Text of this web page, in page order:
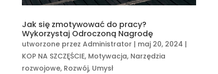
Jak się zmotywować do pracy?
Wykorzystaj Odroczoną Nagrodę
utworzone przez Administrator | maj 20, 2024 |
KOP NA SZCZĘŚCIE, Motywacja, Narzędzia
rozwojowe, Rozwój, Umysł